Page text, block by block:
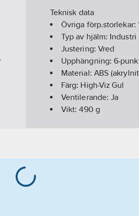
Teknisk data
Övriga förp.storlekar:
Typ av hjälm: Industri
Justering: Vred
Upphängning:6-
Material: ABS
Färg: High-Viz Gul
Ventilerande:Ja
Vikt:490 g